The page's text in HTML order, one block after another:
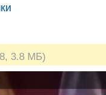
3.8 МБ)